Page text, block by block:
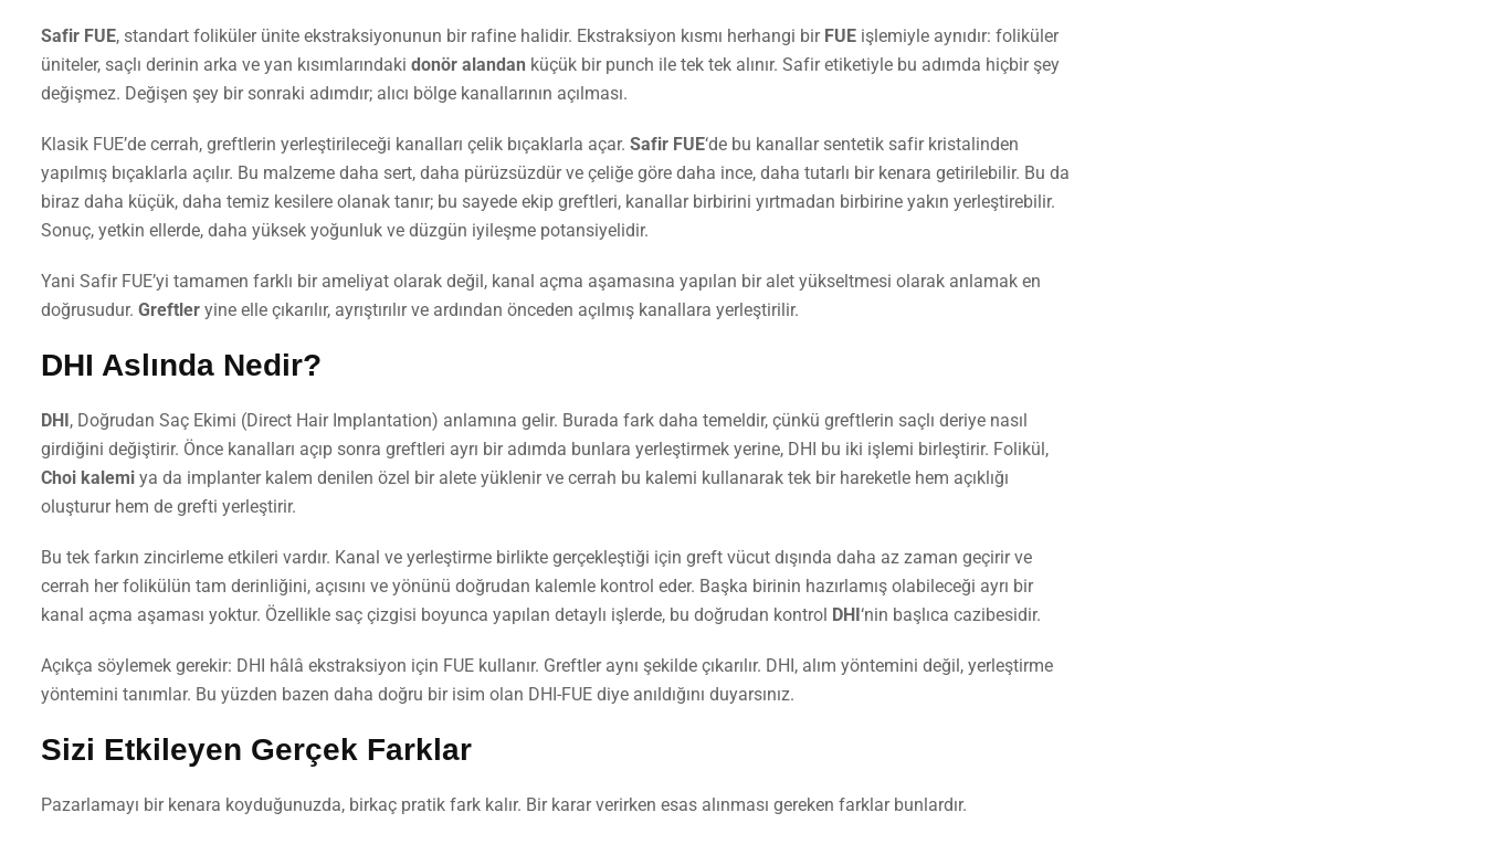
Safir FUE, standart foliküler ünite ekstraksiyonunun bir rafine halidir. Ekstraksiyon kısmı herhangi bir FUE işlemiyle aynıdır: foliküler
üniteler, saçlı derinin arka ve yan kısımlarındaki donör alandan küçük bir punch ile tek tek alınır. Safir etiketiyle bu adımda hiçbir şey
değişmez. Değişen şey bir sonraki adımdır; alıcı bölge kanallarının açılması.
Klasik FUE’de cerrah, greftlerin yerleştirileceği kanalları çelik bıçaklarla açar. Safir FUE‘de bu kanallar sentetik safir kristalinden
yapılmış bıçaklarla açılır. Bu malzeme daha sert, daha pürüzsüzdür ve çeliğe göre daha ince, daha tutarlı bir kenara getirilebilir. Bu da
biraz daha küçük, daha temiz kesilere olanak tanır; bu sayede ekip greftleri, kanallar birbirini yırtmadan birbirine yakın yerleştirebilir.
Sonuç, yetkin ellerde, daha yüksek yoğunluk ve düzgün iyileşme potansiyelidir.
Yani Safir FUE’yi tamamen farklı bir ameliyat olarak değil, kanal açma aşamasına yapılan bir alet yükseltmesi olarak anlamak en
doğrusudur. Greftler yine elle çıkarılır, ayrıştırılır ve ardından önceden açılmış kanallara yerleştirilir.
DHI Aslında Nedir?
DHI, Doğrudan Saç Ekimi (Direct Hair Implantation) anlamına gelir. Burada fark daha temeldir, çünkü greftlerin saçlı deriye nasıl
girdiğini değiştirir. Önce kanalları açıp sonra greftleri ayrı bir adımda bunlara yerleştirmek yerine, DHI bu iki işlemi birleştirir. Folikül,
Choi kalemi ya da implanter kalem denilen özel bir alete yüklenir ve cerrah bu kalemi kullanarak tek bir hareketle hem açıklığı
oluşturur hem de grefti yerleştirir.
Bu tek farkın zincirleme etkileri vardır. Kanal ve yerleştirme birlikte gerçekleştiği için greft vücut dışında daha az zaman geçirir ve
cerrah her folikülün tam derinliğini, açısını ve yönünü doğrudan kalemle kontrol eder. Başka birinin hazırlamış olabileceği ayrı bir
kanal açma aşaması yoktur. Özellikle saç çizgisi boyunca yapılan detaylı işlerde, bu doğrudan kontrol DHI‘nin başlıca cazibesidir.
Açıkça söylemek gerekir: DHI hâlâ ekstraksiyon için FUE kullanır. Greftler aynı şekilde çıkarılır. DHI, alım yöntemini değil, yerleştirme
yöntemini tanımlar. Bu yüzden bazen daha doğru bir isim olan DHI-FUE diye anıldığını duyarsınız.
Sizi Etkileyen Gerçek Farklar
Pazarlamayı bir kenara koyduğunuzda, birkaç pratik fark kalır. Bir karar verirken esas alınması gereken farklar bunlardır.